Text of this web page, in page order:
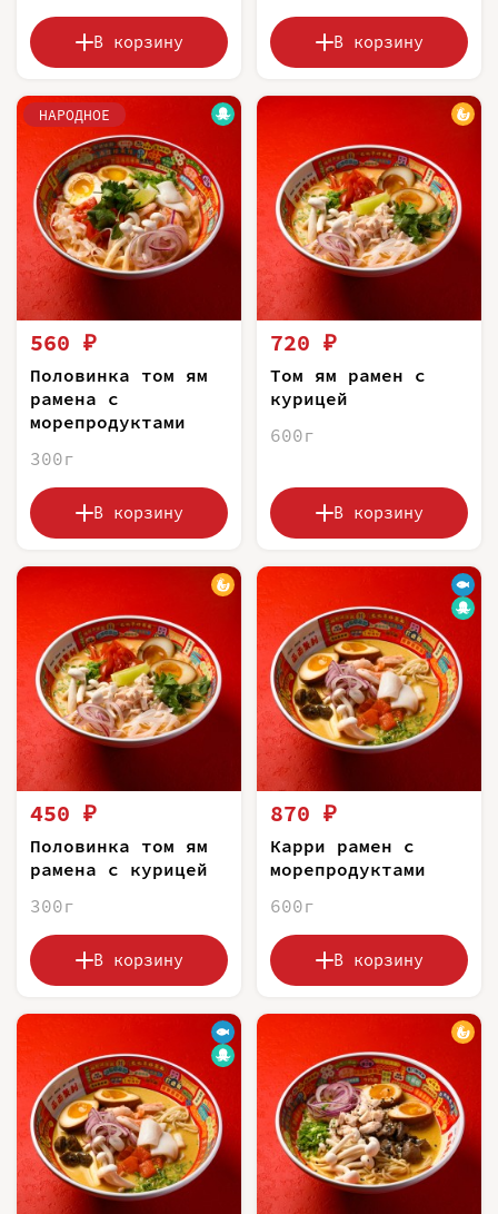
В корзину В корзину
НАРОДНОЕ
560 ₽
Половинка том ям
рамена с
морепродуктами
300г
В корзину
720 ₽
Том ям рамен с
курицей
600г
В корзину
450 ₽
Половинка том ям
рамена с курицей
300г
В корзину
870 ₽
Карри рамен с
морепродуктами
600г
В корзину